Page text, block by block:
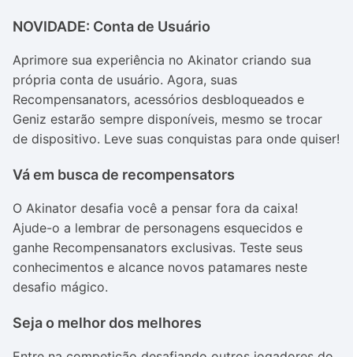
NOVIDADE: Conta de Usuário
Aprimore sua experiência no Akinator criando sua
própria conta de usuário. Agora, suas
Recompensanators, acessórios desbloqueados e
Geniz estarão sempre disponíveis, mesmo se trocar
de dispositivo. Leve suas conquistas para onde quiser!
Vá em busca de recompensators
O Akinator desafia você a pensar fora da caixa!
Ajude-o a lembrar de personagens esquecidos e
ganhe Recompensanators exclusivas. Teste seus
conhecimentos e alcance novos patamares neste
desafio mágico.
Seja o melhor dos melhores